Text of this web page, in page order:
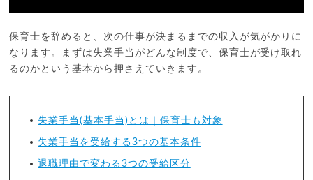
保育士を辞めると、次の仕事が決まるまでの収入が気がかりに
なります。まずは失業手当がどんな制度で、保育士が受け取れ
るのかという基本から押さえていきます。
失業手当(基本手当)とは｜保育士も対象
失業手当を受給する3つの基本条件
退職理由で変わる3つの受給区分